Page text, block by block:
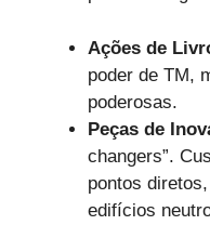
Ações de
poder de TM,
poderosas.
Peças de
changers”.
pontos
edifícios